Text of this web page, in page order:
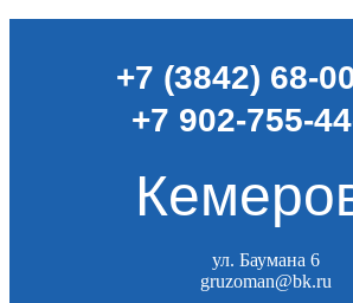
+7 (3842) 68-
+7 902-755-
ул. Баумана 6
gruzoman@bk.ru